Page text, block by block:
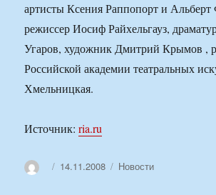
артисты Ксения Раппопорт и Альберт
режиссер Иосиф Райхельгауз,
Угаров, художник Дмитрий Крымов ,
Российской академии театральных
Хмельницкая.
Источник:ria.ru
АвторОпубликовано
14.11.2008 Рубрики
Новости